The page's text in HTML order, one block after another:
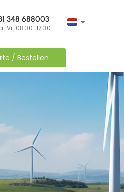
348 688003
Vr: 08:30-17:30
/ Bestellen